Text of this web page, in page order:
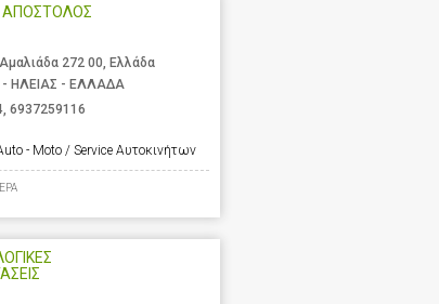
272 00, Ελλάδα
ΗΛΕΙΑΣ - ΕΛΛΑΔΑ
6937259116
- Moto / Service Αυτοκινήτων